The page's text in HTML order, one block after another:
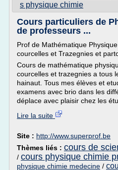
s physique chimie
Cours particuliers de
de professeurs ...
Prof de Mathématique
courcelles et Trazegnies et
Cours de mathématique
courcelles et trazegnies a tous
hainaut. Tous mes élèves et
examens avec brio dans les
déplace avec plaisir chez les
Lire la suite
Site : http://www.superprof.be
Thèmes liés : cours de
/ cours physique chimie
physique chimie medecine /